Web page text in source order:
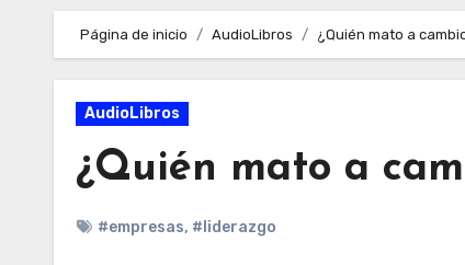
Página de inicio AudioLibros ¿Quién mato a
AudioLibros
¿Quién mato a
#empresas, #liderazgo